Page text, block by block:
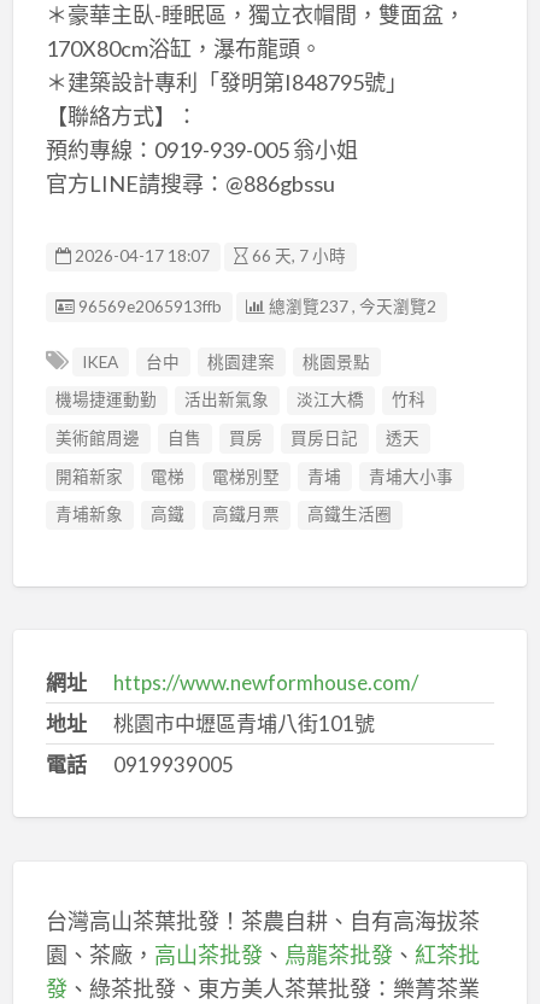
＊豪華主臥-睡眠區，獨立衣帽間，雙面盆，
170X80cm浴缸，瀑布龍頭。
＊建築設計專利「發明第I848795號」
【聯絡方式】：
預約專線：0919-939-005 翁小姐
官方LINE請搜尋：@886gbssu
2026-04-17 18:07 66 天, 7 小時
廣告编號
96569e2065913ffb 總瀏覽237 , 今天瀏覽2
IKEA 台中 桃園建案
桃園景點
機場捷運動勤
活出新氣象 淡江大橋
竹科
美術館周邊
自售 買房 買房日記
透天
開箱新家
電梯 電梯別墅 青埔
青埔大小事
青埔新象
高鐵 高鐵月票 高鐵生活圈
網址
https://www.newformhouse.com/
地址
桃園市中壢區青埔八街101號
電話
0919939005
台灣高山茶葉批發！茶農自耕、自有高海拔茶
園、茶廠， 高山茶批發、 烏龍茶批發、 紅茶批
發、綠茶批發、東方美人茶葉批發：樂菁茶業